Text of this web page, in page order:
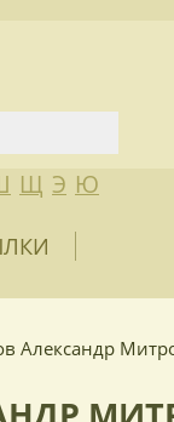
Щ Э Ю
Александр